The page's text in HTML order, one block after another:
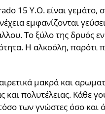
15 Y.O. είναι
εμφανίζονται
Το ξύλο της δρυός
Η αλκοόλη, παρότι
μακρά και
και πολυτέλειας. Κάθε
των γνώστες όσο